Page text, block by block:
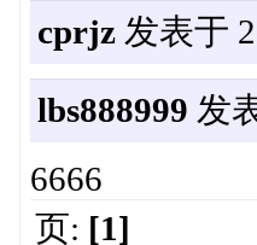
cprjz发表于
lbs888999 发
6666
页: [1]